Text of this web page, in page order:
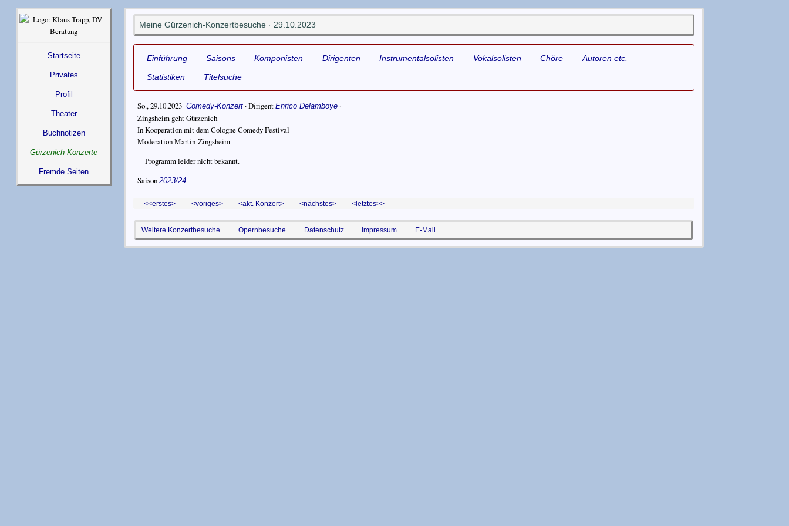
Startseite
Privates
Profil
Theater
Buchnotizen
Gürzenich-Konzerte
Fremde Seiten
Meine Gürzenich-Konzertbesuche · 29.10.2023
Einführung Saisons Komponisten Dirigenten Instrumentalsolisten Vokalsolisten Chöre
Autoren etc.
Statistiken
Titelsuche
So., 29.10.2023 Comedy-Konzert·Dirigent Enrico Delamboye·
Zingsheim geht Gürzenich
In Kooperation mit dem Cologne Comedy Festival
Moderation Martin Zingsheim
Programm leider nicht bekannt.
Saison 2023/24
<erstes voriges akt. Konzert nächstes letztes>
Weitere Konzertbesuche Opernbesuche Datenschutz Impressum E-Mail